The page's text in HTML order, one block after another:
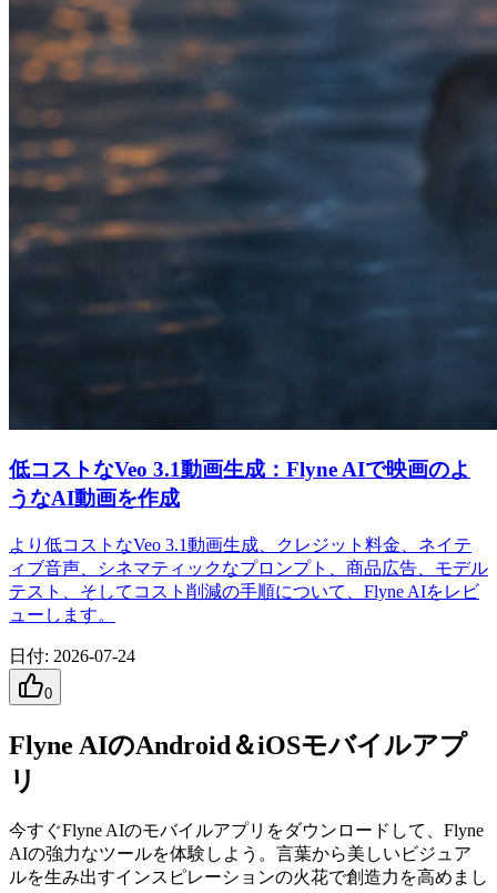
低コストなVeo 3.1動画生成：Flyne AIで映画のよ
うなAI動画を作成
より低コストなVeo 3.1動画生成、クレジット料金、ネイテ
ィブ音声、シネマティックなプロンプト、商品広告、モデル
テスト、そしてコスト削減の手順について、Flyne AIをレビ
ューします。
日付: 2026-07-24
0
Flyne AIのAndroid＆iOSモバイルアプ
リ
今すぐFlyne AIのモバイルアプリをダウンロードして、Flyne
AIの強力なツールを体験しよう。言葉から美しいビジュア
ルを生み出すインスピレーションの火花で創造力を高めまし